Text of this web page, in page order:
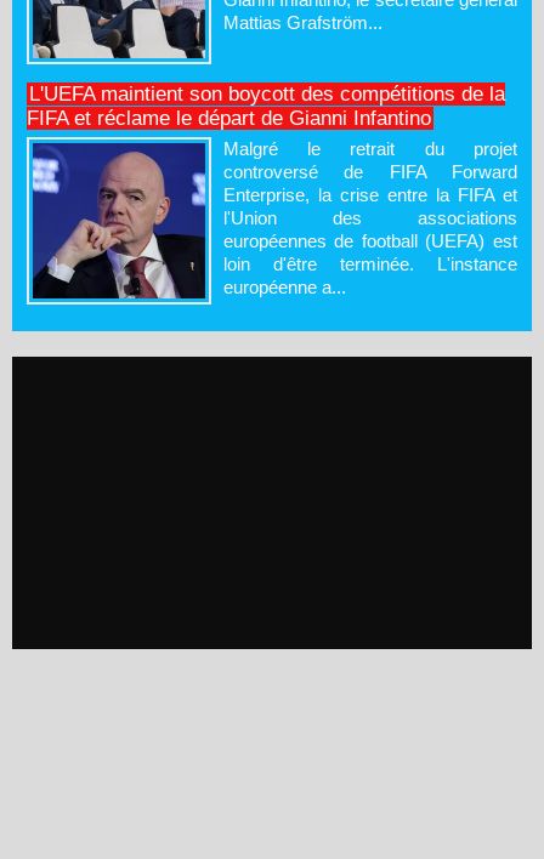
Mattias Grafström...
L'UEFA maintient son boycott des compétitions de la
FIFA et réclame le départ de Gianni Infantino
Malgré le retrait du projet
controversé de FIFA Forward
Enterprise, la crise entre la FIFA et
l'Union des associations
européennes de football (UEFA) est
loin d'être terminée. L'instance
européenne a...